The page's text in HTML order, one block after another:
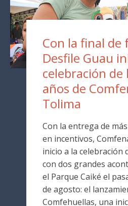
Con la final de
Desfile Guau
celebración de
años de
Tolima
Con la entrega de
en incentivos,
inicio a la celebración
con dos grandes
el Parque Caiké el
de agosto: el
Comfehuellas, una